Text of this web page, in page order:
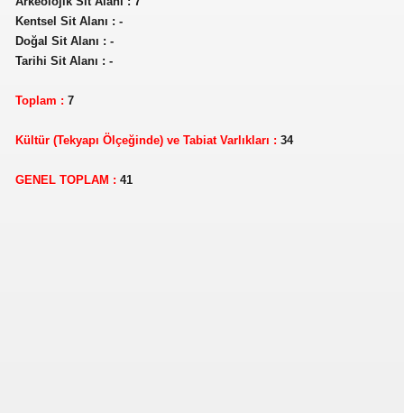
Kentsel Sit Alanı : -
Doğal Sit Alanı : -
Tarihi Sit Alanı : -
Toplam : 7
Kültür (Tekyapı Ölçeğinde) ve Tabiat Varlıkları : 34
GENEL TOPLAM : 41